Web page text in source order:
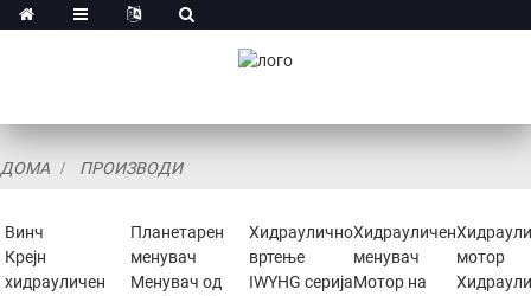
ДОМА ПРОИЗВОДИ
Винч
Крејн
хидрауличен
Планетарен
менувач
Менувач од
Хидраулично
вртење
IWYHG серија
Хидрауличен
менувач
Мотор на
мотор